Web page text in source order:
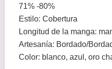
71% -80%
Estilo: Cobertura
Longitud de la manga:
Artesanía: Bordado/
Color: blanco, azul, oro